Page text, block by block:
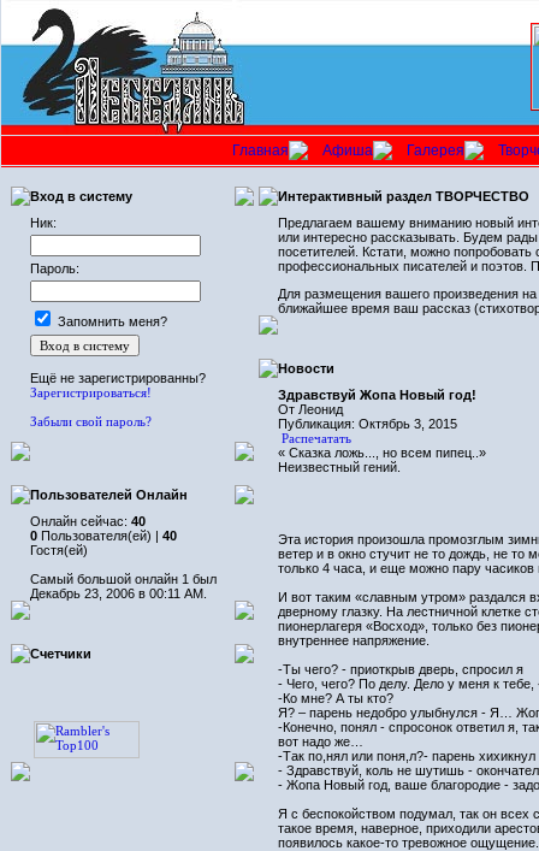
Главная Афиша Галерея
Вход в систему
Ник:
Пароль:
Запомнить меня?
Ещё не зарегистрированны?
Зарегистрироваться!
Забыли свой пароль?
Пользователей Онлайн
Онлайн сейчас: 40
0 Пользователя(ей) | 40
Гостя(ей)
Самый большой онлайн 1 был
Декабрь 23, 2006 в 00:11 AM.
Счетчики
Интерактивный раздел ТВОРЧЕСТВО
Предлагаем вашему вниманию новый
или интересно рассказывать. Будем
посетителей. Кстати, можно
профессиональных писателей и поэтов.
Для размещения вашего произведения
ближайшее время ваш рассказ
Новости
Здравствуй Жопа Новый год!
От Леонид
Публикация: Октябрь 3, 2015
Распечатать
« Сказка ложь..., но всем пипец..»
Неизвестный гений.
Эта история произошла промозглым
ветер и в окно стучит не то дождь, не
только 4 часа, и еще можно пару часиков
И вот таким «славным утром» раздался
дверному глазку. На лестничной клетке
пионерлагеря «Восход», только без
внутреннее напряжение.
-Ты чего? - приоткрыв дверь, спросил я
- Чего, чего? По делу. Дело у меня к
-Ко мне? А ты кто?
Я? – парень недобро улыбнулся - Я…
-Конечно, понял - спросонок ответил я,
вот надо же…
-Так по,нял или поня,л?- парень
- Здравствуй, коль не шутишь -
- Жопа Новый год, ваше благородие -
Я с беспокойством подумал, так он всех
такое время, наверное, приходили
появилось какое-то тревожное